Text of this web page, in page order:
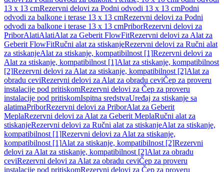
13 x 13 cmRezervni delovi za Podni odvodi 13 x 13 cmPodni
odvodi za balkone i terase 13 x 13 cmRezervni delovi za Podni
odvodi za balkone i terase 13 x 13 cmPriborRezervni delovi za
PriborAlatiAlatiAlat za Geberit FlowFitRezervni delovi za Alat za
Geberit FlowFitRučni alat za stiskanjeRezervni delovi za Ručni alat
za stiskanjeAlat za stiskanje, kompatibilnost [1]Rezervni delovi za
Alat za stiskanje, kompatibilnost [1]Alat za stiskanje, kompatibilnost
[2]Rezervni delovi za Alat za stiskanje, kompatibilnost [2]Alat za
obradu ceviRezervni delovi za Alat za obradu ceviČep za proveru
instalacije pod pritiskomRezervni delovi za Čep za proveru
instalacije pod pritiskomIspitna sredstvaUređaj za stiskanje sa
alatimaPriborRezervni delovi za PriborAlat za Geberit
MeplaRezervni delovi za Alat za Geberit MeplaRučni alat za
stiskanjeRezervni delovi za Ručni alat za stiskanjeAlat za stiskanje,
kompatibilnost [1]Rezervni delovi za Alat za stiskanje,
kompatibilnost [1]Alat za stiskanje, kompatibilnost [2]Rezervni
delovi za Alat za stiskanje, kompatibilnost [2]Alat za obradu
ceviRezervni delovi za Alat za obradu ceviČep za proveru
instalacije pod pritiskomRezervni delovi za Čep za proveru